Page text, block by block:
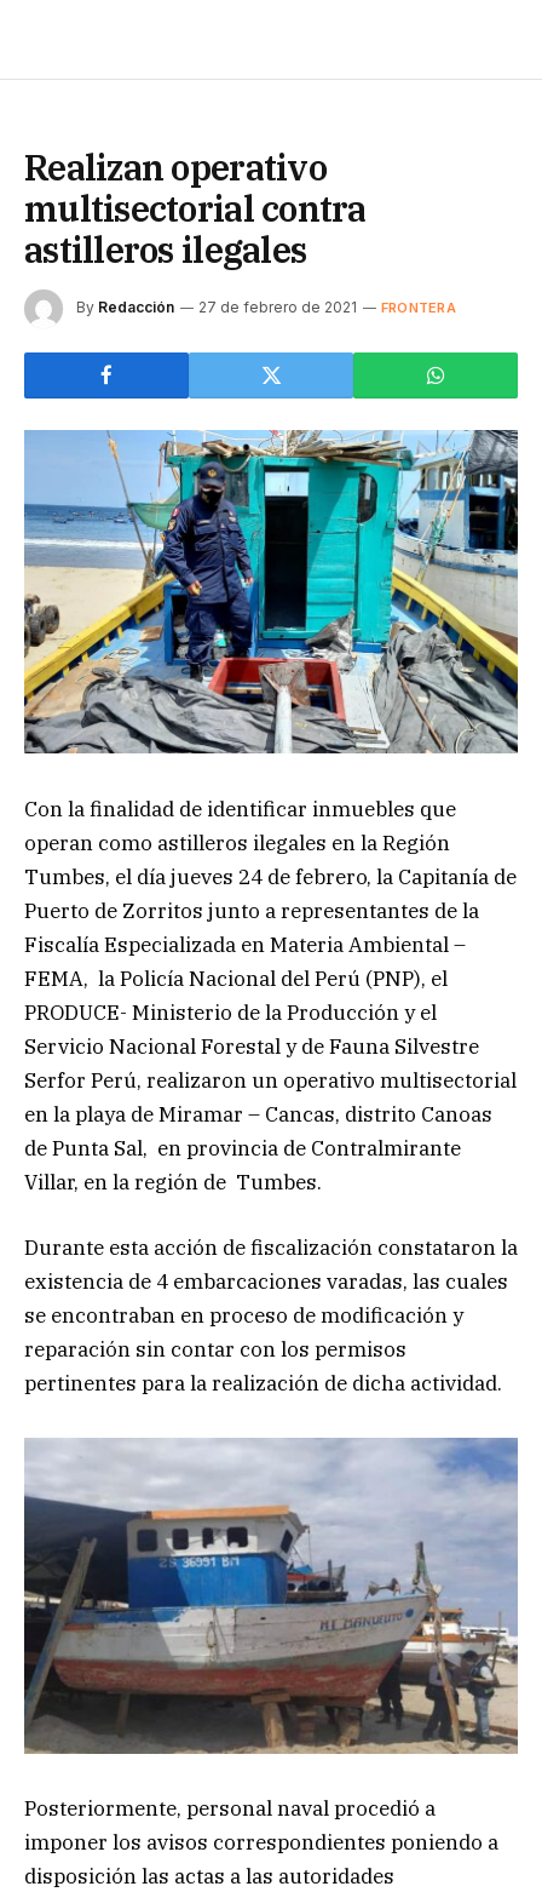
Realizan operativo
multisectorial contra
astilleros ilegales
By Redacción 27 de febrero de 2021 FRONTERA
Con la finalidad de identificar inmuebles que
operan como astilleros ilegales en la Región
Tumbes, el día jueves 24 de febrero, la Capitanía de
Puerto de Zorritos junto a representantes de la
Fiscalía Especializada en Materia Ambiental –
FEMA, la Policía Nacional del Perú (PNP), el
PRODUCE- Ministerio de la Producción y el
Servicio Nacional Forestal y de Fauna Silvestre
Serfor Perú, realizaron un operativo multisectorial
en la playa de Miramar – Cancas, distrito Canoas
de Punta Sal, en provincia de Contralmirante
Villar, en la región de Tumbes.
Durante esta acción de fiscalización constataron la
existencia de 4 embarcaciones varadas, las cuales
se encontraban en proceso de modificación y
reparación sin contar con los permisos
pertinentes para la realización de dicha actividad.
Posteriormente, personal naval procedió a
imponer los avisos correspondientes poniendo a
disposición las actas a las autoridades